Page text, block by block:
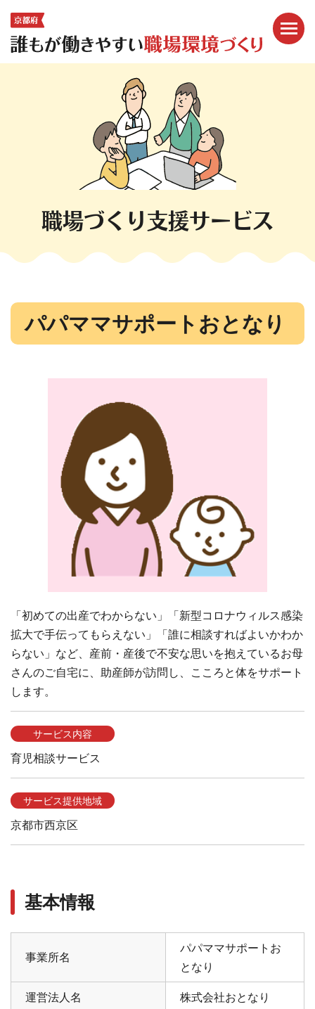
メニ
職場づくり支援サービス
パパママサポートおとなり
「初めての出産でわからない」「新型コロナウィルス感染
拡大で手伝ってもらえない」「誰に相談すればよいかわか
らない」など、産前・産後で不安な思いを抱えているお母
さんのご自宅に、助産師が訪問し、こころと体をサポート
します。
サービス内容
育児相談サービス
サービス提供地域
京都市西京区
基本情報
事業所名
パパママサポートお
となり
運営法人名 株式会社おとなり